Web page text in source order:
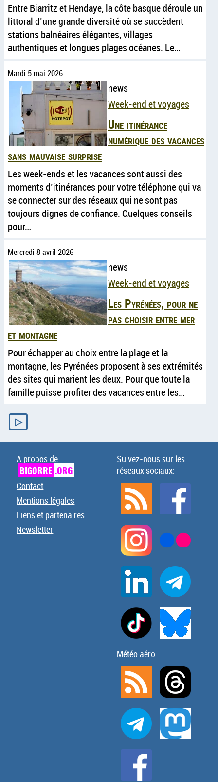
Entre Biarritz et Hendaye, la côte basque déroule un
littoral d’une grande diversité où se succèdent
stations balnéaires élégantes, villages
authentiques et longues plages océanes. Le…
Mardi 5 mai 2026
news
Week-end et voyages
Une itinérance
numérique des vacances
sans mauvaise surprise
Les week-ends et les vacances sont aussi des
moments d’itinérances pour votre téléphone qui va
se connecter sur des réseaux qui ne sont pas
toujours dignes de confiance. Quelques conseils
pour…
Mercredi 8 avril 2026
news
Week-end et voyages
Les Pyrénées, pour ne
pas choisir entre mer
et montagne
Pour échapper au choix entre la plage et la
montagne, les Pyrénées proposent à ses extrémités
des sites qui marient les deux. Pour que toute la
famille puisse profiter des vacances entre les…
▷
A propos de
BIGORRE .ORG
Contact
Mentions légales
Liens et partenaires
Newsletter
Suivez-nous sur les
réseaux sociaux:
Météo aéro